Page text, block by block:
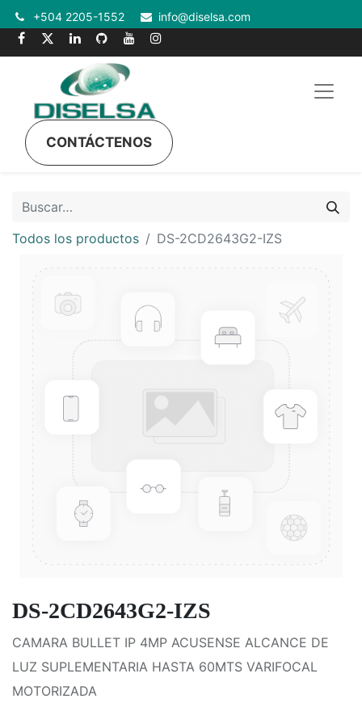
+504 2205-1552 info@diselsa.com
CONTÁCTENOS
Todos los productos DS-2CD2643G2-IZS
DS-2CD2643G2-IZS
CAMARA BULLET IP 4MP ACUSENSE ALCANCE DE
LUZ SUPLEMENTARIA HASTA 60MTS VARIFOCAL
MOTORIZADA